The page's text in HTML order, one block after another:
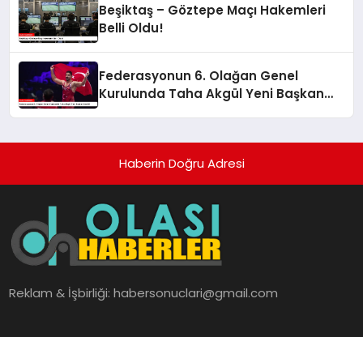
Beşiktaş – Göztepe Maçı Hakemleri
Belli Oldu!
Federasyonun 6. Olağan Genel
Kurulunda Taha Akgül Yeni Başkan
Haberin Doğru Adresi
Reklam & İşbirliği:habersonuclari@gmail.com